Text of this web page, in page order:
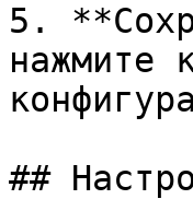
5.
нажмите
##